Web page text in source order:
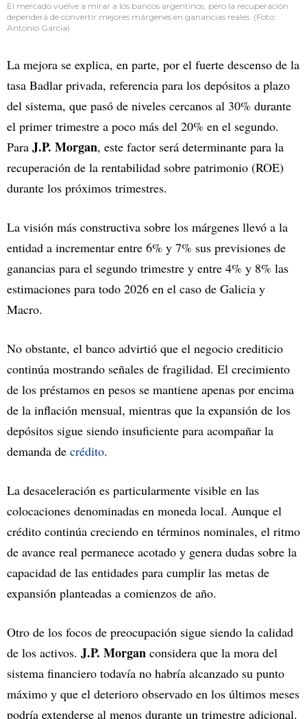
El mercado vuelve a mirar a los bancos argentinos, pero la recuperación
dependerá de convertir mejores márgenes en ganancias reales. (Foto:
Antonio García)
La mejora se explica, en parte, por el fuerte descenso de la
tasa Badlar privada, referencia para los depósitos a plazo
del sistema, que pasó de niveles cercanos al 30% durante
el primer trimestre a poco más del 20% en el segundo.
Para J.P. Morgan, este factor será determinante para la
recuperación de la rentabilidad sobre patrimonio (ROE)
durante los próximos trimestres.
La visión más constructiva sobre los márgenes llevó a la
entidad a incrementar entre 6% y 7% sus previsiones de
ganancias para el segundo trimestre y entre 4% y 8% las
estimaciones para todo 2026 en el caso de Galicia y
Macro.
No obstante, el banco advirtió que el negocio crediticio
continúa mostrando señales de fragilidad. El crecimiento
de los préstamos en pesos se mantiene apenas por encima
de la inflación mensual, mientras que la expansión de los
depósitos sigue siendo insuficiente para acompañar la
demanda de crédito.
La desaceleración es particularmente visible en las
colocaciones denominadas en moneda local. Aunque el
crédito continúa creciendo en términos nominales, el ritmo
de avance real permanece acotado y genera dudas sobre la
capacidad de las entidades para cumplir las metas de
expansión planteadas a comienzos de año.
Otro de los focos de preocupación sigue siendo la calidad
de los activos. J.P. Morgan considera que la mora del
sistema financiero todavía no habría alcanzado su punto
máximo y que el deterioro observado en los últimos meses
podría extenderse al menos durante un trimestre adicional.